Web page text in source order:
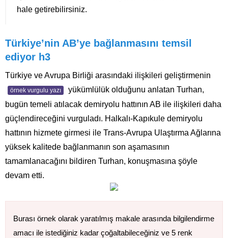
hale getirebilirsiniz.
Türkiye’nin AB’ye bağlanmasını temsil
ediyor h3
Türkiye ve Avrupa Birliği arasındaki ilişkileri geliştirmenin
örnek vurgulu yazı
yükümlülük olduğunu anlatan Turhan,
bugün temeli atılacak demiryolu hattının AB ile ilişkileri daha
güçlendireceğini vurguladı. Halkalı-Kapıkule demiryolu
hattının hizmete girmesi ile Trans-Avrupa Ulaştırma Ağlarına
yüksek kalitede bağlanmanın son aşamasının
tamamlanacağını bildiren Turhan, konuşmasına şöyle
devam etti.
Burası örnek olarak yaratılmış makale arasında bilgilendirme
amacı ile istediğiniz kadar çoğaltabileceğiniz ve 5 renk